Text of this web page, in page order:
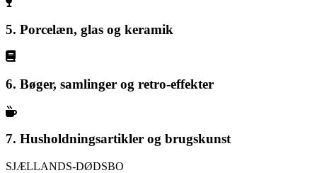
5. Porcelæn, glas og keramik
6. Bøger, samlinger og retro-effekter
7. Husholdningsartikler og brugskunst
SJÆLLANDS-DØDSBO